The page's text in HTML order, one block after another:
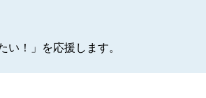
い！」を応援します。